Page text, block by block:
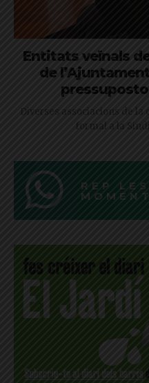
Entitats veïnals
de
Diverses associacions de
formal a la
REP